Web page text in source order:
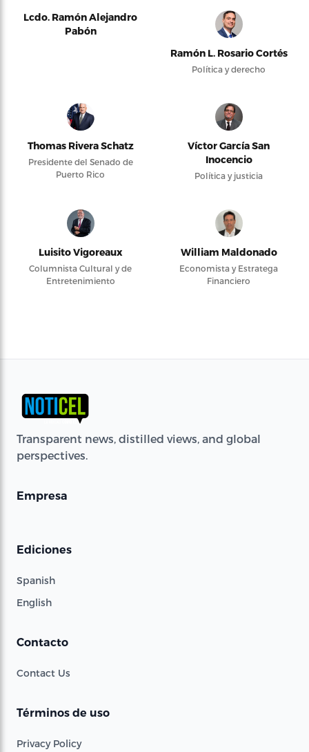
Lcdo. Ramón Alejandro
Pabón
Ramón L. Rosario Cortés
Política y derecho
Thomas Rivera Schatz
Presidente del Senado de
Puerto Rico
Víctor García San
Inocencio
Política y justicia
Luisito Vigoreaux
Columnista Cultural y de
Entretenimiento
William Maldonado
Economista y Estratega
Financiero
Transparent news, distilled views, and global
perspectives.
Empresa
Ediciones
Spanish
English
Contacto
Contact Us
Términos de uso
Privacy Policy